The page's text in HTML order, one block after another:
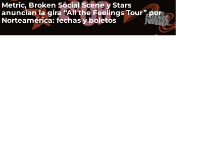
Metric, Broken Social Scene y Stars
anuncian la gira “All the Feelings Tour” por
Norteamérica: fechas y boletos